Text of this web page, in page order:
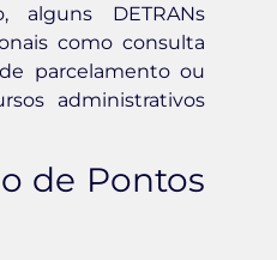
alguns DETRANs
como consulta
parcelamento ou
administrativos
de Pontos